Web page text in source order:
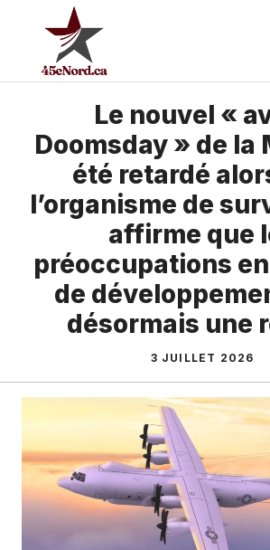
contenu
Le nouvel «
Doomsday » de la
été retardé
l’organisme de
affirme que
préoccupations
de
désormais une
3 JUILLET 2026